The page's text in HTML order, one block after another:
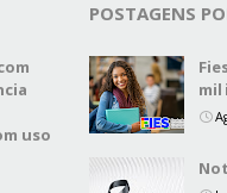
uso
POSTAGENS
mil